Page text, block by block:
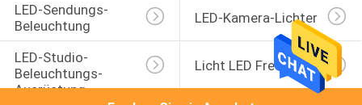
LED-Sendungs-
Beleuchtung
LED-Kamera-Lichter
LED-Studio-
Beleuchtungs-
Ausrüstung
Licht LED Fresnel